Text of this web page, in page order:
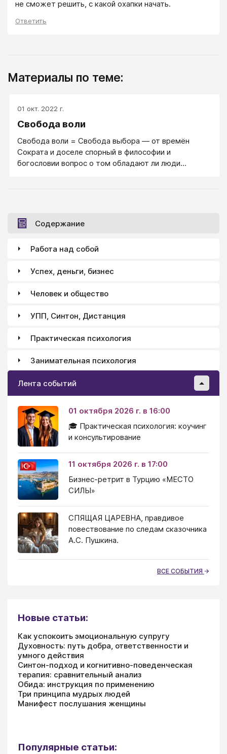
не сможет решить, с какой охапки начать.
Ответить
Материалы по теме:
01 окт. 2022 г.
Свобода воли
Свобода воли = Свобода выбора — от времён
Сократа и доселе спорный в философии и
богословии вопрос о том обладают ли люди
последователей и преемников ещё не было нашей
отвлечённой антитезы между свободой, в смысле
необходимостью, в смысле перевеса сильнейшего
Содержание
Работа над собой
Успех, деньги, бизнес
Человек и общество
УПП, Синтон, Дистанция
Практическая психология
Занимательная психология
Лента событий
01 октября 2026 г. в 16:00
🎓 Практическая психология: коучинг
и консультирование
11 октября 2026 г. в 17:00
Бизнес-ретрит в Турцию «МЕСТО
СИЛЫ»
СПЯЩАЯ ЦАРЕВНА, правдивое
повествование по следам сказочника
А.С. Пушкина.
ВСЕ СОБЫТИЯ
Новые статьи:
Как успокоить эмоциональную супругу
Духовность: путь добра, ответственности и
умного действия
Синтон-подход и когнитивно-поведенческая
терапия: сравнительный анализ
Обида: инструкция по применению
Три принципа мудрых людей
Манифест послушания женщины
Популярные статьи: